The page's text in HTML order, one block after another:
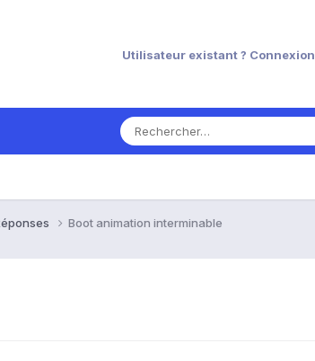
Utilisateur existant ? Connexion
Boot animation interminable